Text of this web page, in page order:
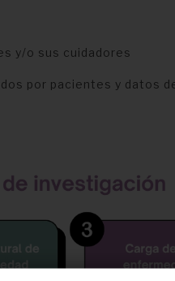
y/o sus cuidadores
por pacientes y datos